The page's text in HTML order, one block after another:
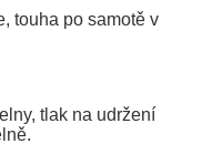
touha po samotě v
tlak na udržení